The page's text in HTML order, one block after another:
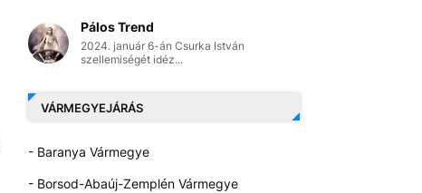
Pálos Trend
2024. január 6-án Csurka István
szellemiségét idéz...
VÁRMEGYEJÁRÁS
- Baranya Vármegye
- Borsod-Abaúj-Zemplén Vármegye